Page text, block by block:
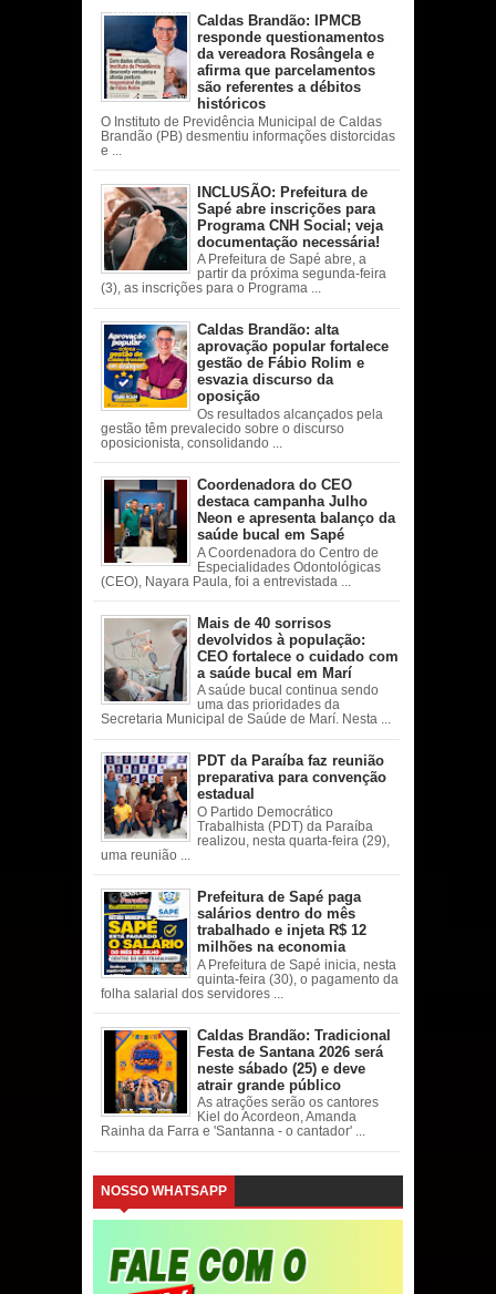
acessadas
Caldas Brandão: IPMCB
responde questionamentos
da vereadora Rosângela e
afirma que parcelamentos
são referentes a débitos
históricos
O Instituto de Previdência Municipal de Caldas
Brandão (PB) desmentiu informações distorcidas
e ...
INCLUSÃO: Prefeitura de
Sapé abre inscrições para
Programa CNH Social; veja
documentação necessária!
A Prefeitura de Sapé abre, a
partir da próxima segunda-feira
(3), as inscrições para o Programa ...
Caldas Brandão: alta
aprovação popular fortalece
gestão de Fábio Rolim e
esvazia discurso da
oposição
Os resultados alcançados pela
gestão têm prevalecido sobre o discurso
oposicionista, consolidando ...
Coordenadora do CEO
destaca campanha Julho
Neon e apresenta balanço da
saúde bucal em Sapé
A Coordenadora do Centro de
Especialidades Odontológicas
(CEO), Nayara Paula, foi a entrevistada ...
Mais de 40 sorrisos
devolvidos à população:
CEO fortalece o cuidado com
a saúde bucal em Marí
A saúde bucal continua sendo
uma das prioridades da
Secretaria Municipal de Saúde de Marí. Nesta ...
PDT da Paraíba faz reunião
preparativa para convenção
estadual
O Partido Democrático
Trabalhista (PDT) da Paraíba
realizou, nesta quarta-feira (29),
uma reunião ...
Prefeitura de Sapé paga
salários dentro do mês
trabalhado e injeta R$ 12
milhões na economia
A Prefeitura de Sapé inicia, nesta
quinta-feira (30), o pagamento da
folha salarial dos servidores ...
Caldas Brandão: Tradicional
Festa de Santana 2026 será
neste sábado (25) e deve
atrair grande público
As atrações serão os cantores
Kiel do Acordeon, Amanda
Rainha da Farra e 'Santanna - o cantador' ...
NOSSO WHATSAPP